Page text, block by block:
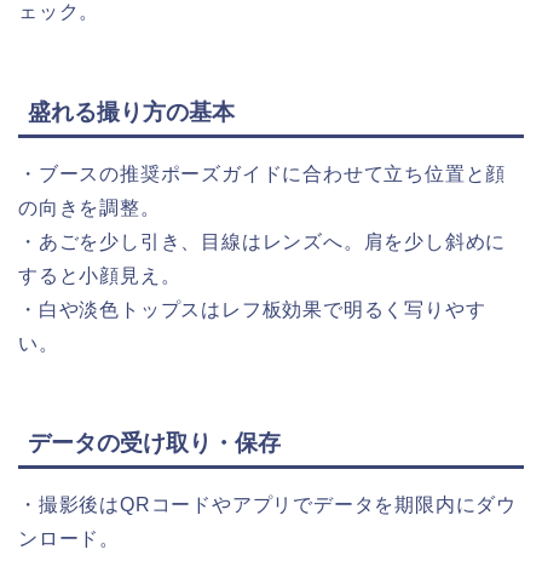
ェック。
盛れる撮り方の基本
・ブースの推奨ポーズガイドに合わせて立ち位置と顔
の向きを調整。
・あごを少し引き、目線はレンズへ。肩を少し斜めに
すると小顔見え。
・白や淡色トップスはレフ板効果で明るく写りやす
い。
データの受け取り・保存
・撮影後はQRコードやアプリでデータを期限内にダウ
ンロード。